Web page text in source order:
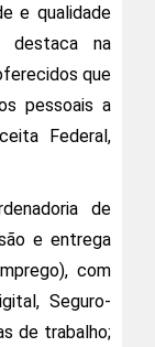
e qualidade
destaca na
que
pessoais a
Federal,
de
e entrega
com
Seguro-
de trabalho;